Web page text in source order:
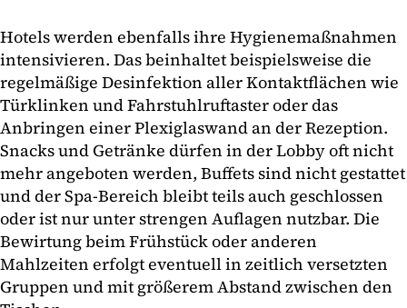
Hotels werden ebenfalls ihre Hygienemaßnahmen
intensivieren. Das beinhaltet beispielsweise die
regelmäßige Desinfektion aller Kontaktflächen wie
Türklinken und Fahrstuhlruftaster oder das
Anbringen einer Plexiglaswand an der Rezeption.
Snacks und Getränke dürfen in der Lobby oft nicht
mehr angeboten werden, Buffets sind nicht gestattet
und der Spa-Bereich bleibt teils auch geschlossen
oder ist nur unter strengen Auflagen nutzbar. Die
Bewirtung beim Frühstück oder anderen
Mahlzeiten erfolgt eventuell in zeitlich versetzten
Gruppen und mit größerem Abstand zwischen den